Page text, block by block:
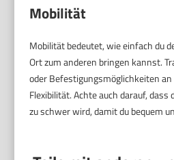
Mobilität
Mobilität bedeutet, wie einfach du
Ort zum anderen bringen kannst.
oder Befestigungsmöglichkeiten
Flexibilität. Achte auch darauf,
zu schwer wird, damit du bequem